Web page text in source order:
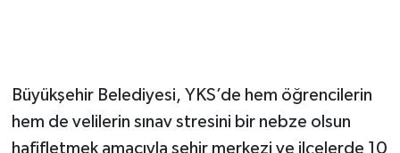
Büyükşehir Belediyesi, YKS’de hem öğrencilerin
hem de velilerin sınav stresini bir nebze olsun
hafifletmek amacıyla şehir merkezi ve ilçelerde 10